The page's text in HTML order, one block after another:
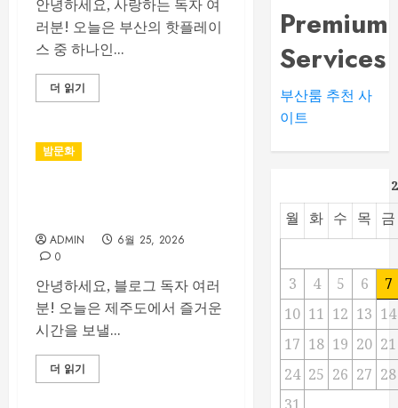
안녕하세요, 사랑하는 독자 여
러분! 오늘은 부산의 핫플레이
스 중 하나인...
더 읽기
밤문화
ADMIN
6월 25, 2026
0
안녕하세요, 블로그 독자 여러
분! 오늘은 제주도에서 즐거운
시간을 보낼...
더 읽기
Premium
Services
부산룸 추천 사
이트
월 화 수 목 금
3 4 5 6
7
10 11 12 13 14
17 18 19 20 21
24 25 26 27 28